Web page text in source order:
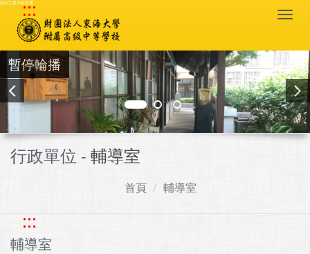
跳到主要內容區塊
:::
暫停輪播
行政單位 - 輔導室
首頁 輔導室
:::
輔導室